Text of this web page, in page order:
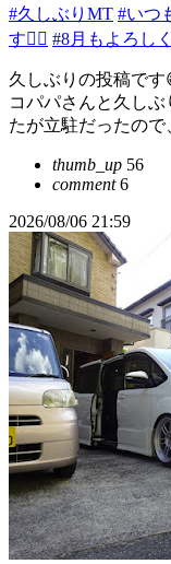
#久しぶりMT #いつ
す🙇‍♂️ #8月もよろし
久しぶりの投稿で
コパパさんと久し
たが立駐だったの
thumb_up 56
comment6
2026/08/06 21:59